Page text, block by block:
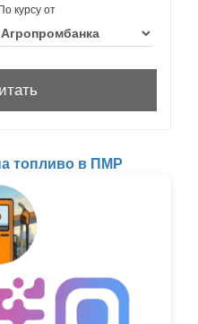
По курсу от
топливо в ПМР